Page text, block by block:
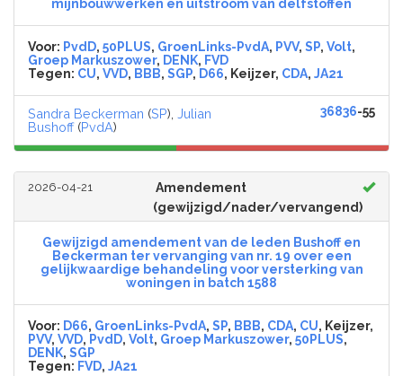
mijnbouwwerken en uitstroom van delfstoffen
Voor: PvdD, 50PLUS, GroenLinks-PvdA, PVV, SP, Volt,
Groep Markuszower, DENK, FVD
Tegen: CU, VVD, BBB, SGP, D66, Keijzer, CDA, JA21
Sandra Beckerman (SP), Julian
Bushoff(PvdA)
36836-55
2026-04-21
Amendement
(gewijzigd/nader/vervangend)
Gewijzigd amendement van de leden Bushoff en
Beckerman ter vervanging van nr. 19 over een
gelijkwaardige behandeling voor versterking van
woningen in batch 1588
Voor: D66, GroenLinks-PvdA, SP, BBB, CDA, CU, Keijzer,
PVV, VVD, PvdD, Volt, Groep Markuszower, 50PLUS,
DENK, SGP
Tegen: FVD, JA21